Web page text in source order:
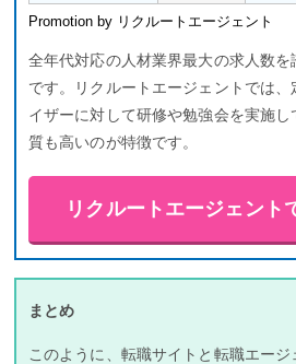
Promotion by リクルートエージェント
全年代対応の人材業界最大の求人数
です。リクルートエージェントでは
イザーに対して研修や勉強会を実施
質も高いのが特徴です。
リクルートエージェント
まとめ
このように、転職サイトと転職エー